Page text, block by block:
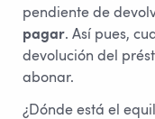
pendiente de
pagar. Así pues,
devolución del
abonar.
¿Dónde está el